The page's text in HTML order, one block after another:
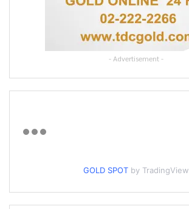
- Advertisement -
GOLD SPOT by TradingView